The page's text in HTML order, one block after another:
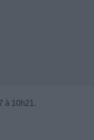
à 10h21.